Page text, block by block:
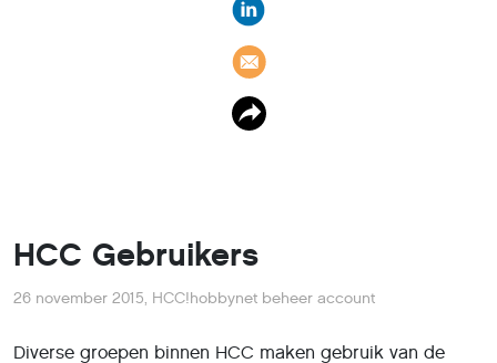
HCC Gebruikers
26 november 2015, HCC!hobbynet beheer account
Diverse groepen binnen HCC maken gebruik van de